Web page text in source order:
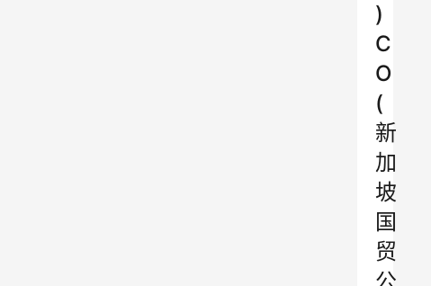
)
C
O
(
新
加
坡
国
贸